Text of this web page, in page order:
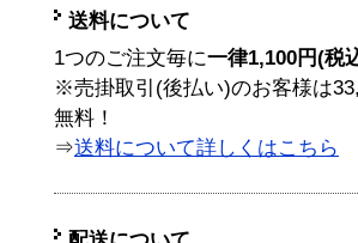
送料について
1つのご注文毎に一律1,100円(税
※売掛取引(後払い)のお客様は
無料！
⇒送料について詳しくはこちら